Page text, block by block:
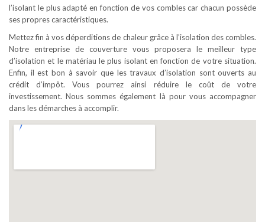
l’isolant le plus adapté en fonction de vos combles car chacun possède
ses propres caractéristiques.
Mettez fin à vos déperditions de chaleur grâce à l’isolation des combles.
Notre entreprise de couverture vous proposera le meilleur type
d’isolation et le matériau le plus isolant en fonction de votre situation.
Enfin, il est bon à savoir que les travaux d’isolation sont ouverts au
crédit d’impôt. Vous pourrez ainsi réduire le coût de votre
investissement. Nous sommes également là pour vous accompagner
dans les démarches à accomplir.